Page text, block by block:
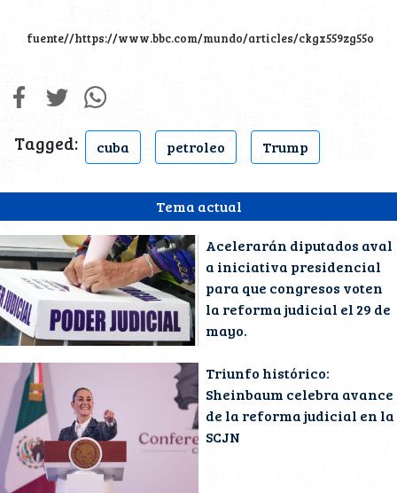
Tema actual
Acelerarán diputados aval
a iniciativa presidencial
para que congresos voten
la reforma judicial el 29 de
mayo.
Triunfo histórico:
Sheinbaum celebra avance
de la reforma judicial en la
SCJN
fuente//https://www.bbc.com/mundo/articles/ckgx559zg55o
Tagged: cuba petroleo Trump